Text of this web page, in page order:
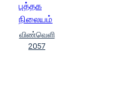
புத்தக
நிலையம்
விண்வெளி
2057